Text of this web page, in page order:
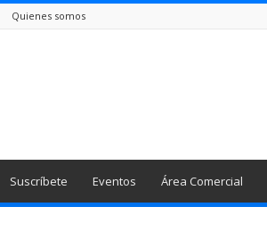
Quienes somos
Suscríbete Eventos Área Comercial